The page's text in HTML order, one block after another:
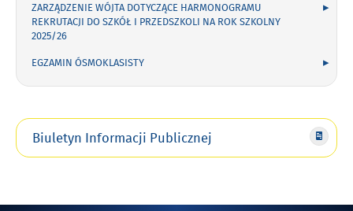
ZARZĄDZENIE WÓJTA DOTYCZĄCE HARMONOGRAMU
REKRUTACJI DO SZKÓŁ I PRZEDSZKOLI NA ROK SZKOLNY
2025/26
EGZAMIN ÓSMOKLASISTY
Biuletyn Informacji Publicznej